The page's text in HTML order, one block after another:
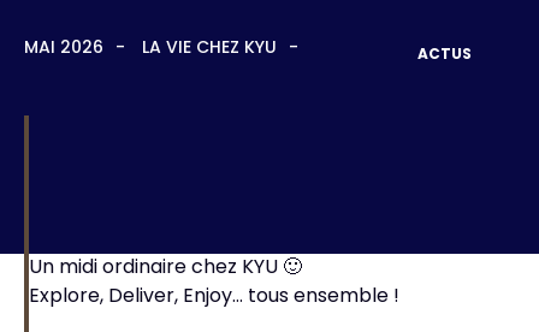
MAI 2026 LA VIE CHEZ KYU ACTUS
Un midi ordinaire chez KYU 🙂
Explore, Deliver, Enjoy… tous ensemble !